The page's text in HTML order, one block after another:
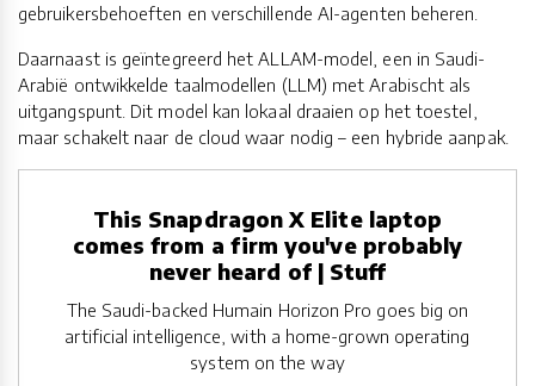
gebruikersbehoeften en verschillende AI-agenten beheren.
Daarnaast is geïntegreerd het ALLAM-model, een in Saudi-
Arabië ontwikkelde taalmodellen (LLM) met Arabischt als
uitgangspunt. Dit model kan lokaal draaien op het toestel,
maar schakelt naar de cloud waar nodig – een hybride aanpak.
This Snapdragon X Elite laptop
comes from a firm you've probably
never heard of | Stuff
The Saudi-backed Humain Horizon Pro goes big on
artificial intelligence, with a home-grown operating
system on the way